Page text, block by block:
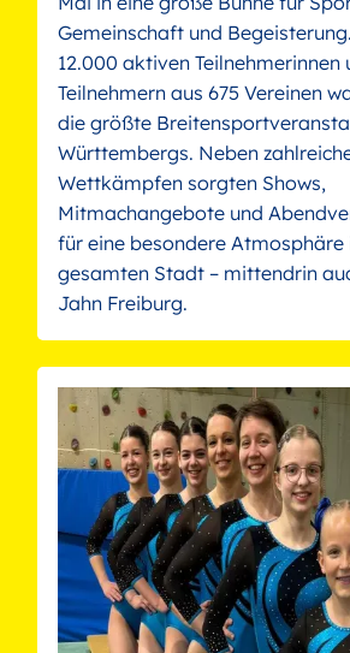
Gemeinschaft und
12.000 aktiven Teilnehmerinnen
Teilnehmern aus 675 Vereinen
die größte
Württembergs. Neben
Wettkämpfen sorgten Shows,
Mitmachangebote und
für eine besondere Atmosphäre
gesamten Stadt – mittendrin
Jahn Freiburg.